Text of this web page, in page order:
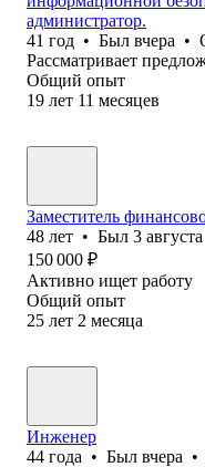
администратор.
41 год • Был вчера •
Рассматривает
Общий опыт
19 лет 11 месяцев
Заместитель
48 лет • Был 3 августа
150 000 ₽
Активно ищет работу
Общий опыт
25 лет 2 месяца
Инженер
44 года • Был вчера •